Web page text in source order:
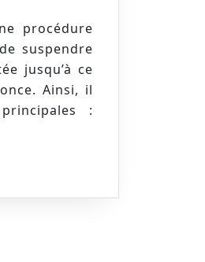
contestée
suspendre
jusqu’à ce
Ainsi, il
: